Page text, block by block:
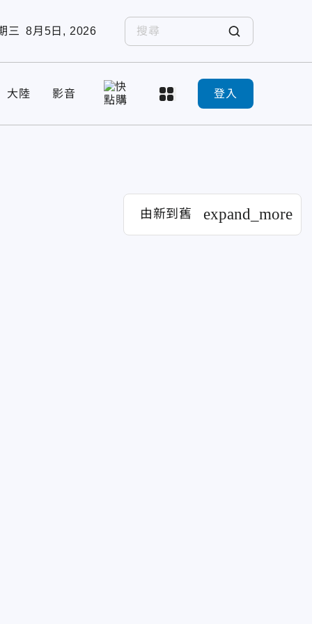
三 8月5日, 2026
大陸 影音 登入
由新到舊 expand_more